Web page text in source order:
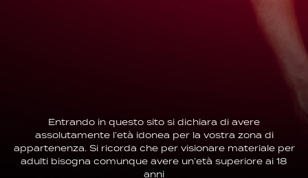
Entrando in questo sito si dichiara di avere
assolutamente l’età idonea per la vostra zona di
appartenenza. Si ricorda che per visionare materiale per
adulti bisogna comunque avere un’età superiore ai 18
anni